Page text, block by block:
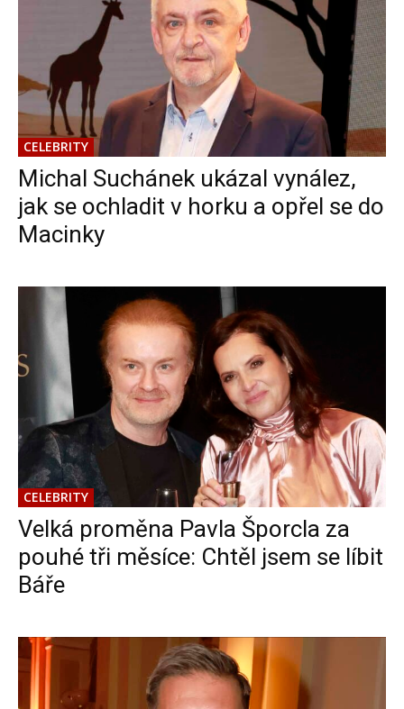
CELEBRITY
Michal Suchánek ukázal vynález,
jak se ochladit v horku a opřel se do
Macinky
CELEBRITY
Velká proměna Pavla Šporcla za
pouhé tři měsíce: Chtěl jsem se líbit
Báře